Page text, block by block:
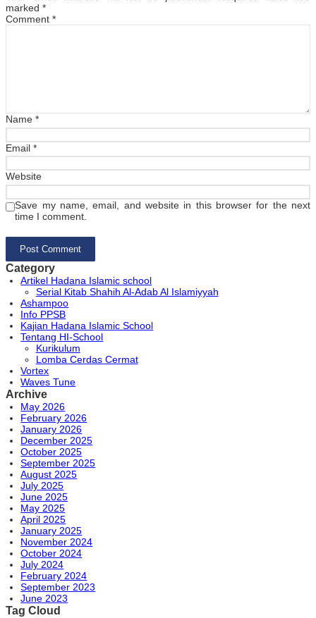
marked *
Comment *
Name *
Email *
Website
Save my name, email, and website in this browser for the next
time I comment.
Category
Artikel Hadana Islamic school
Serial Kitab Shahih Al-Adab Al Islamiyyah
Ashampoo
Info PPSB
Kajian Hadana Islamic School
Tentang HI-School
Kurikulum
Lomba Cerdas Cermat
Vortex
Waves Tune
Archive
May 2026
February 2026
January 2026
December 2025
October 2025
September 2025
August 2025
July 2025
June 2025
May 2025
April 2025
January 2025
November 2024
October 2024
July 2024
February 2024
September 2023
June 2023
Tag Cloud